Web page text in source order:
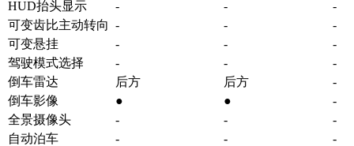
HUD抬头显示 - -
-
可变齿比主动转向 - -
-
可变悬挂
- -
-
驾驶模式选择
- -
-
倒车雷达
后方 后方
-
倒车影像
● ●
-
全景摄像头
- -
-
自动泊车
- -
-